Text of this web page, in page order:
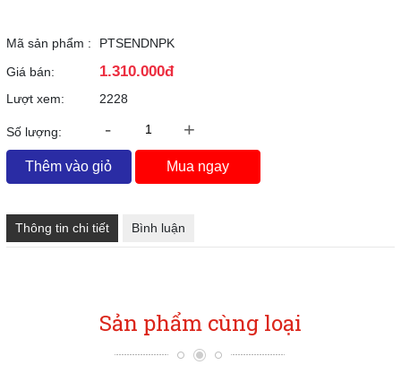
Mã sản phẩm :
PTSENDNPK
Giá bán:
1.310.000đ
Lượt xem: 2228
Số lượng: - +
Thêm vào giỏ Mua ngay
Thông tin chi tiết Bình luận
Sản phẩm cùng loại